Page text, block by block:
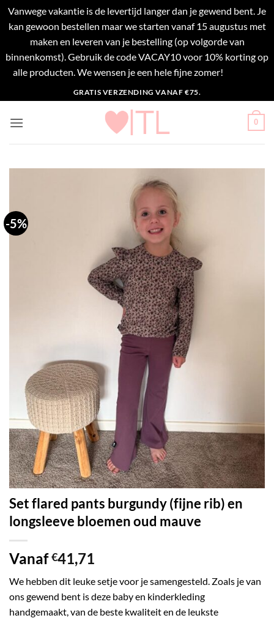
Vanwege vakantie is de levertijd langer dan je gewend bent. Je
kan gewoon bestellen maar we starten vanaf 15 augustus met
maken en leveren van je bestelling (op volgorde van
binnenkomst). Gebruik de code VACAY10 voor 10% korting op
alle producten. We wensen je een hele fijne zomer!
naar
inhoud
GRATIS VERZENDING VANAF €75.
0
-5%
Set flared pants burgundy (fijne rib) en
longsleeve bloemen oud mauve
Vanaf €41,71
We hebben dit leuke setje voor je samengesteld. Zoals je van
ons gewend bent is deze baby en kinderkleding
handgemaakt, van de beste kwaliteit en de leukste